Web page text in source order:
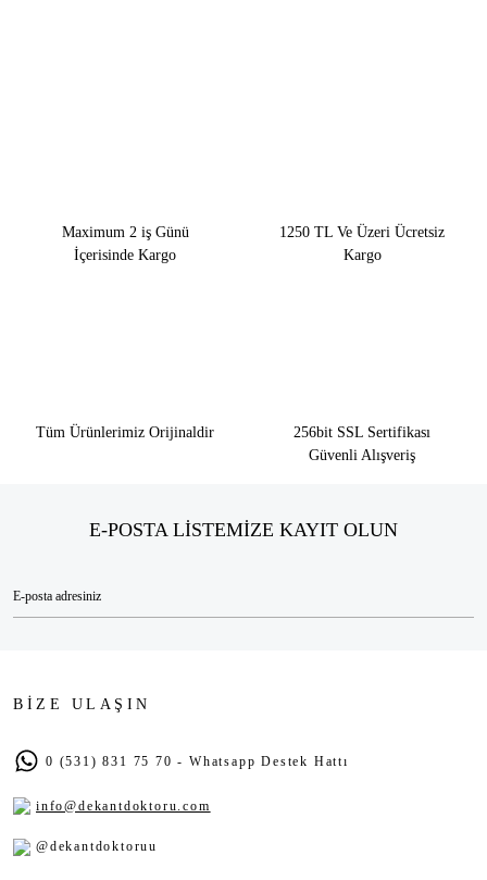
Maximum 2 iş Günü
İçerisinde Kargo
1250 TL Ve Üzeri Ücretsiz
Kargo
Tüm Ürünlerimiz Orijinaldir
256bit SSL Sertifikası
Güvenli Alışveriş
E-POSTA LİSTEMİZE KAYIT OLUN
BİZE ULAŞIN
0 (531) 831 75 70 - Whatsapp Destek Hattı
info@dekantdoktoru.com
@dekantdoktoruu